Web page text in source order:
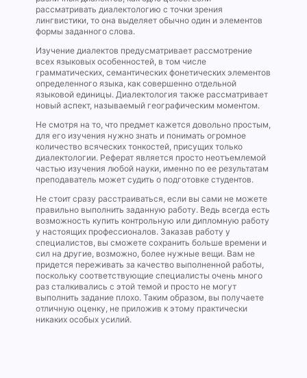
рассматривать диалектологию с точки зрения
лингвистики, то она выделяет обычно один и элементов
формы заданного слова.
Изучение диалектов предусматривает рассмотрение
всех языковых особенностей, в том числе
грамматических, семантических фонетических элементов
определенного языка, как совершенно отдельной
языковой единицы. Диалектология также рассматривает
новый аспект, называемый географическим моментом.
Не смотря на то, что предмет кажется довольно простым,
для его изучения нужно знать и понимать огромное
количество всяческих тонкостей, присущих только
диалектологии. Реферат является просто неотъемлемой
частью изучения любой науки, именно по ее результатам
преподаватель может судить о подготовке студентов.
Не стоит сразу расстраиваться, если вы сами не можете
правильно выполнить заданную работу. Ведь всегда есть
возможность купить контрольную или дипломную работу
у настоящих профессионалов. Заказав работу у
специалистов, вы сможете сохранить больше времени и
сил на другие, возможно, более нужные вещи. Вам не
придется переживать за качество выполненной работы,
поскольку соответствующие специалисты очень много
раз сталкивались с этой темой и просто не могут
выполнить задание плохо. Таким образом, вы получаете
отличную оценку, не приложив к этому практически
никаких особых усилий.